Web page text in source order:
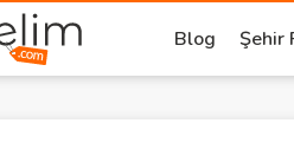
Blog Şehir